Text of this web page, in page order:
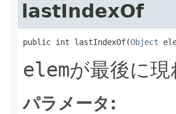
lastIndexOf
public int lastIndexOf(Object
elemが最後に
パラメータ: